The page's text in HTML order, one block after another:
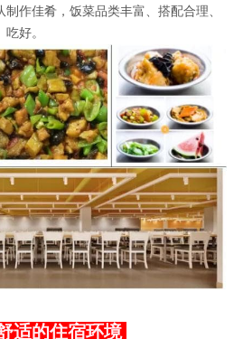
作佳肴，饭菜品类丰富、搭配合理、
好。
适的住宿环境